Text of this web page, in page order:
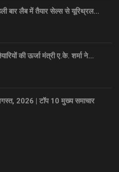
बार लैब में तैयार सेल्स से यूरिथ्रल…
की ऊर्जा मंत्री ए.के. शर्मा ने…
2026 | टॉप 10 मुख्य समाचार